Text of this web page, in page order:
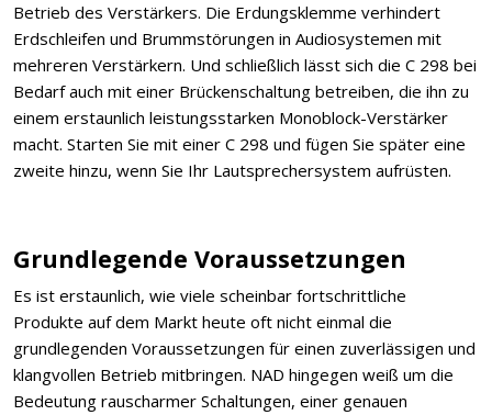
Betrieb des Verstärkers. Die Erdungsklemme verhindert
Erdschleifen und Brummstörungen in Audiosystemen mit
mehreren Verstärkern. Und schließlich lässt sich die C 298 bei
Bedarf auch mit einer Brückenschaltung betreiben, die ihn zu
einem erstaunlich leistungsstarken Monoblock-Verstärker
macht. Starten Sie mit einer C 298 und fügen Sie später eine
zweite hinzu, wenn Sie Ihr Lautsprechersystem aufrüsten.
Grundlegende Voraussetzungen
Es ist erstaunlich, wie viele scheinbar fortschrittliche
Produkte auf dem Markt heute oft nicht einmal die
grundlegenden Voraussetzungen für einen zuverlässigen und
klangvollen Betrieb mitbringen. NAD hingegen weiß um die
Bedeutung rauscharmer Schaltungen, einer genauen